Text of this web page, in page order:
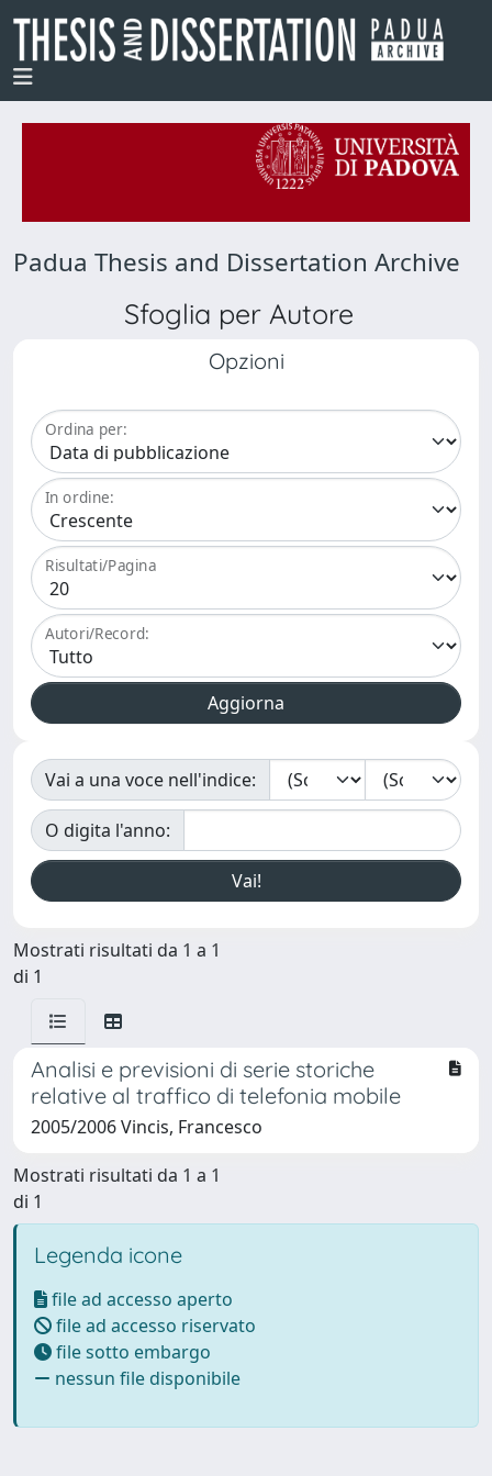
Padua Thesis and Dissertation Archive
Sfoglia per Autore
Opzioni
Ordina per:
In ordine:
Risultati/Pagina
Autori/Record:
Vai a una voce nell'indice:
O digita l'anno:
Mostrati risultati da 1 a 1
di 1
Analisi e previsioni di serie storiche
relative al traffico di telefonia mobile
2005/2006 Vincis, Francesco
Mostrati risultati da 1 a 1
di 1
Legenda icone
file ad accesso aperto
file ad accesso riservato
file sotto embargo
nessun file disponibile